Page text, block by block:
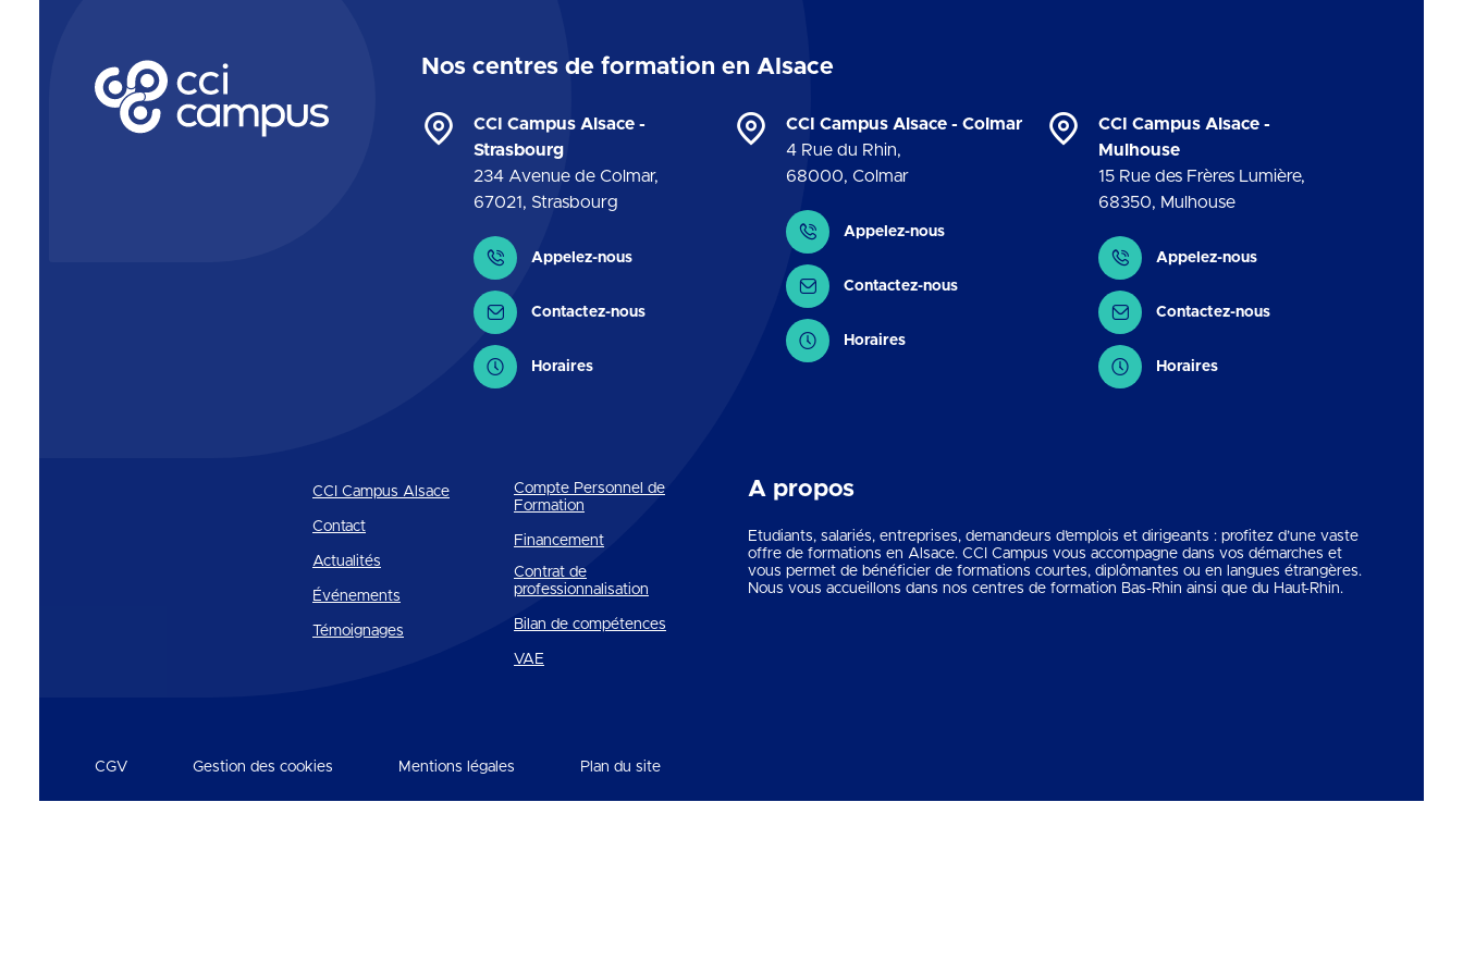
CCI Campus La formation qui vous ressemble Nos centres de formation en Alsace
CCI Campus Alsace -
Strasbourg
234 Avenue de Colmar,
67021, Strasbourg
Contact
Appelez-nous
Contactez-nous
Horaires
CCI Campus Alsace - Colmar
4 Rue du Rhin,
68000, Colmar
Contact
Appelez-nous
Contactez-nous
Horaires
CCI Campus Alsace -
Mulhouse
15 Rue des Frères Lumière,
68350, Mulhouse
Contact
Appelez-nous
Contactez-nous
Horaires
CCI Campus Alsace
Contact
Actualités
Événements
Témoignages
Compte Personnel de
Formation
Financement
Contrat de
professionnalisation
Bilan de compétences
VAE
A propos
Etudiants, salariés, entreprises, demandeurs d’emplois et dirigeants : profitez d’une vaste
offre de formations en Alsace. CCI Campus vous accompagne dans vos démarches et
vous permet de bénéficier de formations courtes, diplômantes ou en langues étrangères.
Nous vous accueillons dans nos centres de formation Bas-Rhin ainsi que du Haut-Rhin.
CGV Gestion des cookies Mentions légales Plan du site